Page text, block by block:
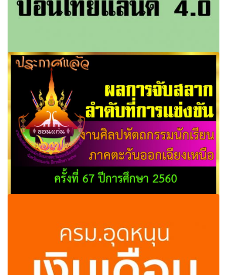
ปั้น นศ.ป้อนไทยแลนด์4.0สร้างนวัตกรรมใหม่ร่วมกับต่อยอด
นวัตกรรมเก่า
ภาคตะวันออกเฉียงเหนือ